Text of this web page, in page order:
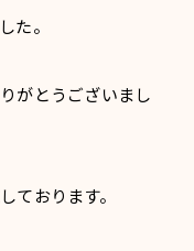
た。
がとうございまし
ております。